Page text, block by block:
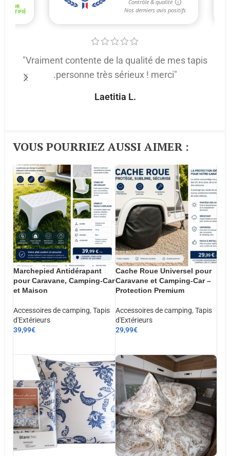
"Vraiment contente de la qualité de mes tapis
.personne très sérieux ! merci"
Laetitia L.
VOUS POURRIEZ AUSSI AIMER :​
Marchepied Antidérapant
pour Caravane, Camping-Car
et Maison
Accessoires de camping, Tapis
d'Extérieurs
39,99€
Cache Roue Universel pour
Caravane et Camping-Car –
Protection Premium
Accessoires de camping, Tapis
d'Extérieurs
29,99€